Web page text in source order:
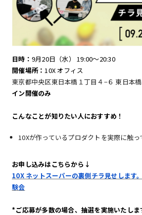
日時： 9月20日（水） 19:00〜20:30
開催場所： 10X オフィス
東京都中央区東日本橋１丁目４−６ 東日本
イン開催のみ
こんなことが知りたい人におすすめ！
10Xが作っているプロダクトを実際に触っ
お申し込みはこちらから↓
10X ネットスーパーの裏側チラ見せします
験会
*ご応募が多数の場合、抽選を実施いたしま